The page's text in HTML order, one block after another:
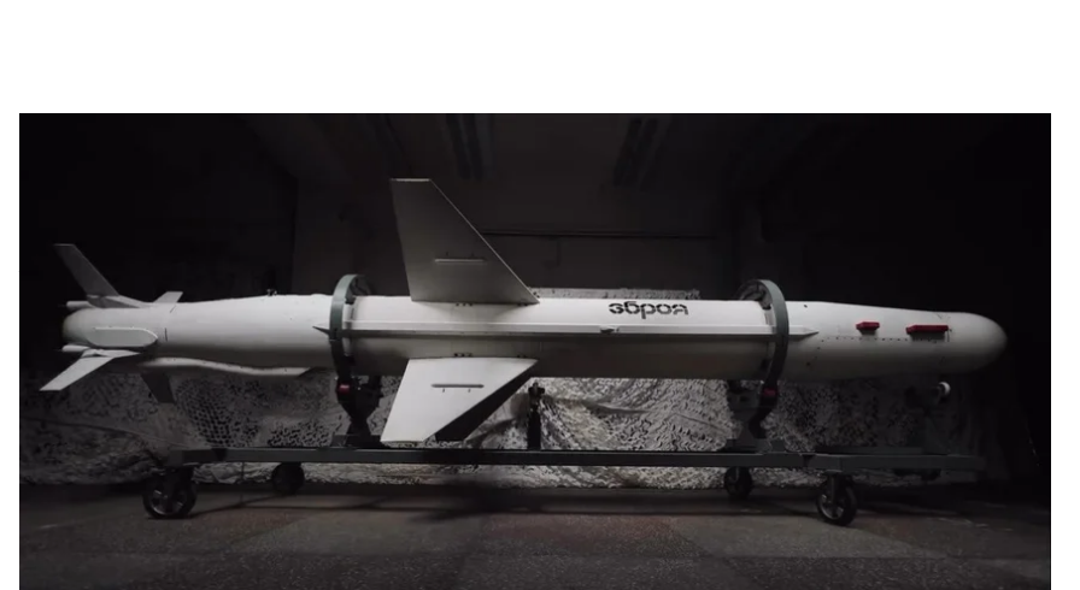
Державний портал «Зброя» на своїй сторінці в Instagram уперше показав ймовірне зображення
модернізованої української крилатої ракети «Нептун».
На цезвернув увагу
мілітарний портал Defense Express.
Так, до Дня Незалежності України на сторінці «Зброї» з’явилося відео, на якому були показані зразки
вітчизняного озброєння, зокрема українські роботизовані комплекси, далекобійні дрони, снаряди,
міни САУ «Богдана» тощо.
Серед іншого, у відео також було зображення ракети, яка, ймовірно, є модернізованою версією
«Нептуна» — протикорабельної крилатої ракети.